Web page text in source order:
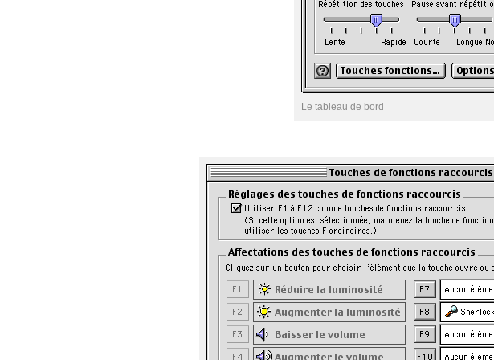
Le tableau de bord